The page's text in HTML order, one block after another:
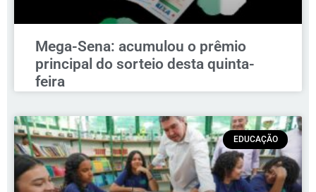
Mega-Sena: acumulou o prêmio
principal do sorteio desta quinta-
feira
EDUCAÇÃO